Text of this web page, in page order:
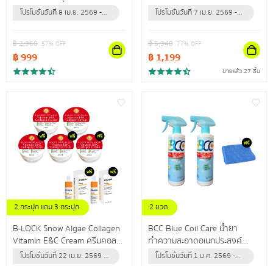
ประสาท
โปรโมชั่นวันที่ 8 เม.ย. 2569 -
฿2,360 57% OFF
฿999
+++ผลิตภัณฑ์ป้องกันแสงแดด
โปรโมชั่นวันที่ 7 เม.ย. 2569 -
฿5,340 77% OFF
฿1,199
ขายแล้ว 27 ชิ้น
2 กระปุก แถม 3 กระปุก
แถม เซรั่มวิตซี 2 ขวด
B-LOCK Snow Algae Collagen
Vitamin E&C Cream ครีมคอล
ลาเจนเข้มข้น เผยผิวกระชับเต่งตึง
โปรโมชั่นวันที่ 22 เม.ย. 2569 -
2 ขวด
แถม ผ้าไมโครไฟเบอร์ 1 ผืน
BCC Blue Coil Care น้ำยา
ทำความสะอาดอเนกประสงค์
สำหรับล้างแอร์ ใช้ทำความสะอาด
โปรโมชั่นวันที่ 1 ม.ค. 2569 -